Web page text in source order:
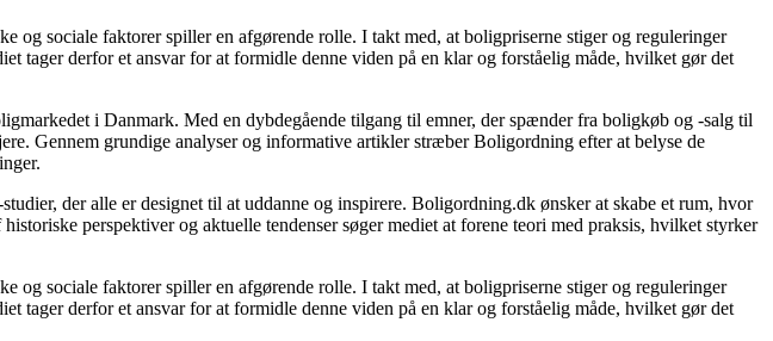
og sociale faktorer spiller en afgørende rolle. I takt med, at boligpriserne stiger og reguleringer
tager derfor et ansvar for at formidle denne viden på en klar og forståelig måde, hvilket gør det
i Danmark. Med en dybdegående tilgang til emner, der spænder fra boligkøb og -salg til
Gennem grundige analyser og informative artikler stræber Boligordning efter at belyse de
der alle er designet til at uddanne og inspirere. Boligordning.dk ønsker at skabe et rum, hvor
perspektiver og aktuelle tendenser søger mediet at forene teori med praksis, hvilket styrker
og sociale faktorer spiller en afgørende rolle. I takt med, at boligpriserne stiger og reguleringer
tager derfor et ansvar for at formidle denne viden på en klar og forståelig måde, hvilket gør det